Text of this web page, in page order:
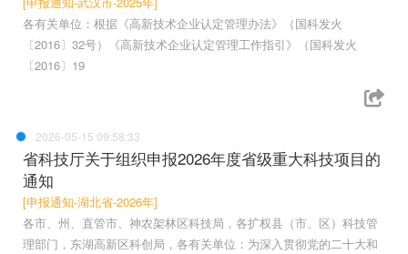
各有关单位：根据《高新技术企业认定管理办法》（国科发火
〔2016〕32号）《高新技术企业认定管理工作指引》（国科发火
〔2016〕19
2026-05-15 09:58:33
省科技厅关于组织申报2026年度省级重大科技项目的
通知
[申报通知-湖北省-2026年]
各市、州、直管市、神农架林区科技局，各扩权县（市、区）科技管
理部门，东湖高新区科创局，各有关单位：为深入贯彻党的二十大和